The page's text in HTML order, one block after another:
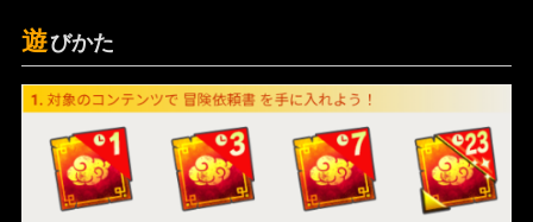
遊びかた